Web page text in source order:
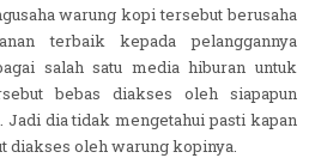
warung kopi tersebut berusaha
terbaik kepada pelanggannya
salah satu media hiburan untuk
bebas diakses oleh siapapun
Jadi dia tidak mengetahui pasti kapan
diakses oleh warung kopinya.